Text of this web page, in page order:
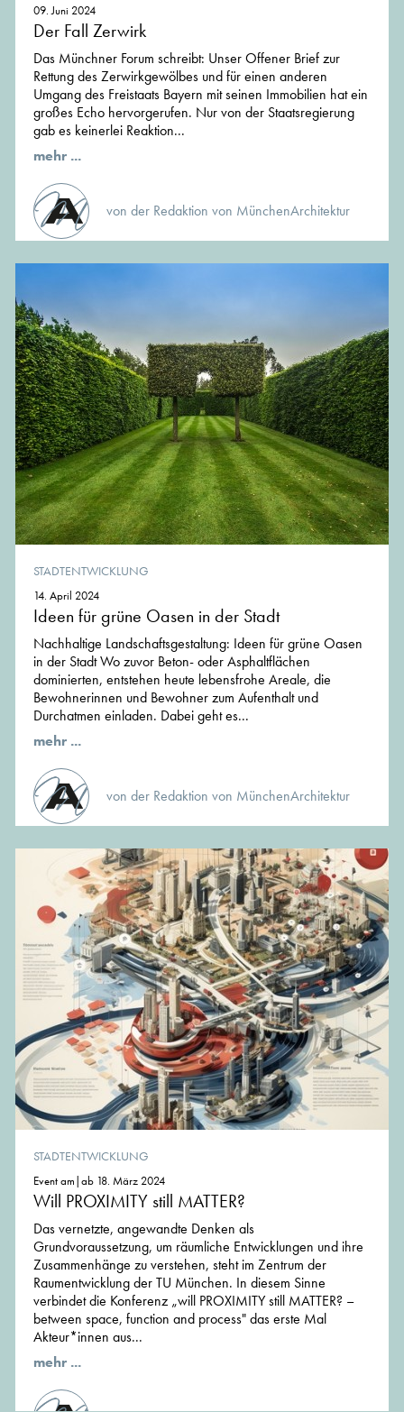
09. Juni 2024
Der Fall Zerwirk
Das Münchner Forum schreibt: Unser Offener Brief zur
Rettung des Zerwirkgewölbes und für einen anderen
Umgang des Freistaats Bayern mit seinen Immobilien hat ein
großes Echo hervorgerufen. Nur von der Staatsregierung
gab es keinerlei Reaktion...
mehr ...
von der Redaktion von MünchenArchitektur
STADTENTWICKLUNG
14. April 2024
Ideen für grüne Oasen in der Stadt
Nachhaltige Landschaftsgestaltung: Ideen für grüne Oasen
in der Stadt Wo zuvor Beton- oder Asphaltflächen
dominierten, entstehen heute lebensfrohe Areale, die
Bewohnerinnen und Bewohner zum Aufenthalt und
Durchatmen einladen. Dabei geht es...
mehr ...
von der Redaktion von MünchenArchitektur
STADTENTWICKLUNG
Event am|ab 18. März 2024
Will PROXIMITY still MATTER?
Das vernetzte, angewandte Denken als
Grundvoraussetzung, um räumliche Entwicklungen und ihre
Zusammenhänge zu verstehen, steht im Zentrum der
Raumentwicklung der TU München. In diesem Sinne
verbindet die Konferenz „will PROXIMITY still MATTER? –
between space, function and process" das erste Mal
Akteur*innen aus...
mehr ...